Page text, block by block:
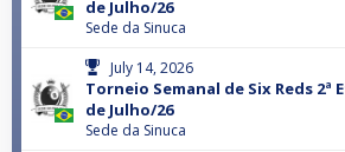
de Julho/26
Sede da Sinuca
July 14, 2026
Torneio Semanal de Six Reds 2ª
de Julho/26
Sede da Sinuca